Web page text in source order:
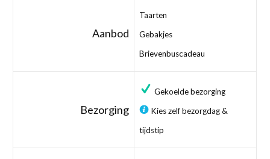
Aanbod
Taarten
Gebakjes
Brievenbuscadeau
Bezorging
Gekoelde bezorging
Kies zelf bezorgdag &
tijdstip